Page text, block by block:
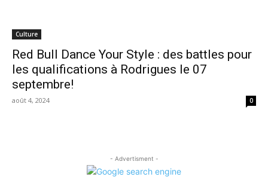
Culture
Red Bull Dance Your Style : des battles pour
les qualifications à Rodrigues le 07
septembre!
août 4, 2024 0
- Advertisment -